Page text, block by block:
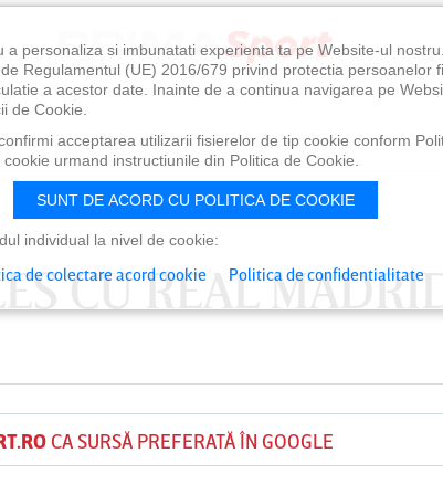
CU REAL MADRID
CA SURSĂ PREFERATĂ ÎN GOOGLE
a personaliza si imbunatati experienta ta pe Website-ul
Regulamentul (UE) 2016/679 privind protectia persoanelor
a acestor date. Inainte de a continua navigarea pe
de Cookie.
acceptarea utilizarii fisierelor de tip cookie conform
urmand instructiunile din Politica de Cookie.
SUNT DE ACORD CU POLITICA DE COOKIE
individual la nivel de cookie:
de colectare acord cookie Politica de confidentialitate